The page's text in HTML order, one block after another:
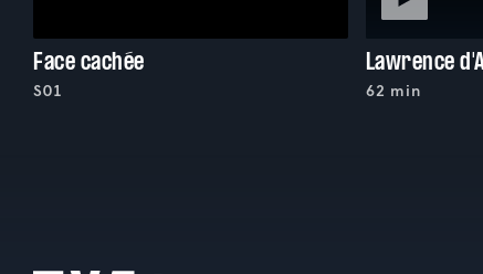
Face cachée
S01 62 min